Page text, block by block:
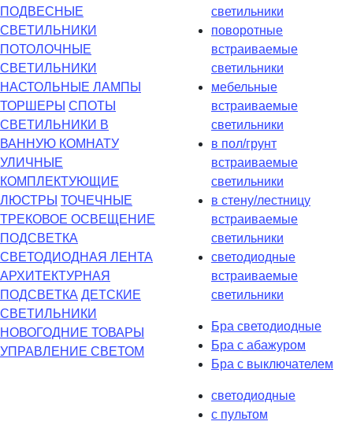
ПОДВЕСНЫЕ
СВЕТИЛЬНИКИ
ПОТОЛОЧНЫЕ
СВЕТИЛЬНИКИ
НАСТОЛЬНЫЕ ЛАМПЫ
ТОРШЕРЫ СПОТЫ
СВЕТИЛЬНИКИ В
ВАННУЮ КОМНАТУ
УЛИЧНЫЕ
КОМПЛЕКТУЮЩИЕ
ЛЮСТРЫ ТОЧЕЧНЫЕ
ТРЕКОВОЕ ОСВЕЩЕНИЕ
ПОДСВЕТКА
СВЕТОДИОДНАЯ ЛЕНТА
АРХИТЕКТУРНАЯ
ПОДСВЕТКА ДЕТСКИЕ
СВЕТИЛЬНИКИ
НОВОГОДНИЕ ТОВАРЫ
УПРАВЛЕНИЕ СВЕТОМ
светильники
поворотные
встраиваемые
светильники
мебельные
встраиваемые
светильники
в пол/грунт
встраиваемые
светильники
в стену/лестницу
встраиваемые
светильники
светодиодные
встраиваемые
светильники
Бра светодиодные
Бра с абажуром
Бра с выключателем
светодиодные
с пультом